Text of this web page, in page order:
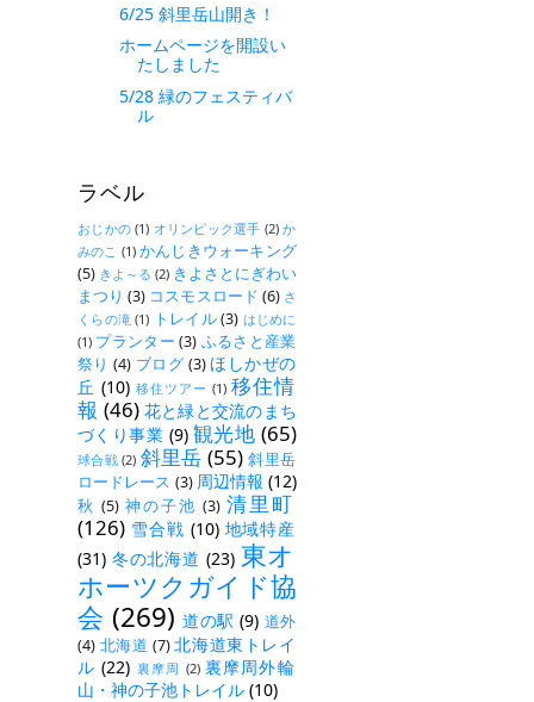
6/25 斜里岳山開き！
ホームページを開設い
たしました
5/28 緑のフェスティバ
ル
ラベル
おじかの (1) オリンピック選手 (2) か
みのこ (1) かんじきウォーキング
(5) きよ～る (2) きよさとにぎわい
まつり (3) コスモスロード (6) さ
くらの滝 (1) トレイル(3) はじめに
(1) プランター (3) ふるさと産業
祭り (4) ブログ (3) ほしかぜの
丘 (10) 移住ツアー (1) 移住情
報 (46) 花と緑と交流のまち
づくり事業 (9) 観光地 (65)
球合戦 (2) 斜里岳 (55) 斜里岳
ロードレース (3) 周辺情報 (12)
秋 (5) 神の子池 (3) 清里町
(126) 雪合戦 (10) 地域特産
(31) 冬の北海道 (23) 東オ
ホーツクガイド協
会 (269) 道の駅 (9) 道外
(4) 北海道 (7) 北海道東トレイ
ル (22) 裏摩周 (2) 裏摩周外輪
山・神の子池トレイル (10)